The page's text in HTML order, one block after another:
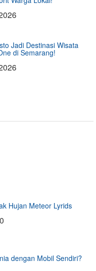
Jadi Destinasi Wisata
di Semarang!
Hujan Meteor Lyrids
dengan Mobil Sendiri?